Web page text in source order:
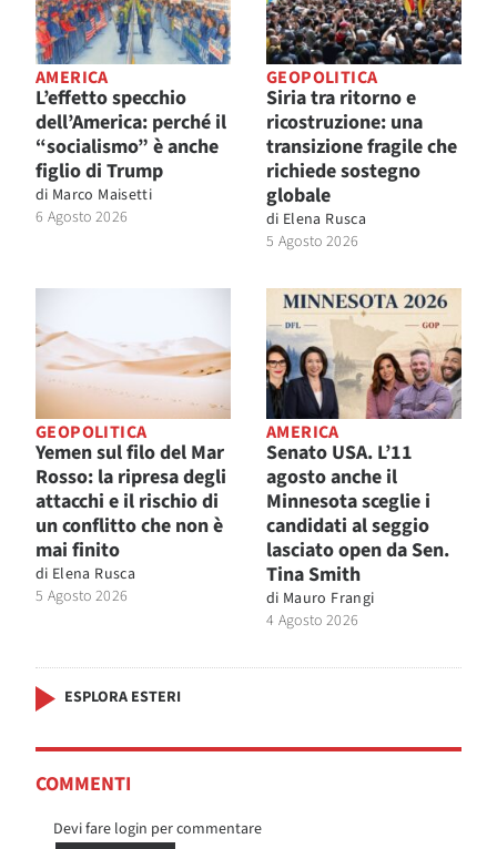
AMERICA
L’effetto specchio
dell’America: perché il
“socialismo” è anche
figlio di Trump
di Marco Maisetti
6 Agosto 2026
GEOPOLITICA
Siria tra ritorno e
ricostruzione: una
transizione fragile che
richiede sostegno
globale
di Elena Rusca
5 Agosto 2026
GEOPOLITICA
Yemen sul filo del Mar
Rosso: la ripresa degli
attacchi e il rischio di
un conflitto che non è
mai finito
di Elena Rusca
5 Agosto 2026
AMERICA
Senato USA. L’11
agosto anche il
Minnesota sceglie i
candidati al seggio
lasciato open da Sen.
Tina Smith
di Mauro Frangi
4 Agosto 2026
ESPLORA ESTERI
COMMENTI
Devi fare login per commentare